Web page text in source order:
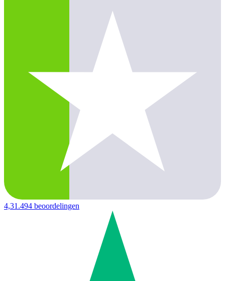
4,31.494 beoordelingen